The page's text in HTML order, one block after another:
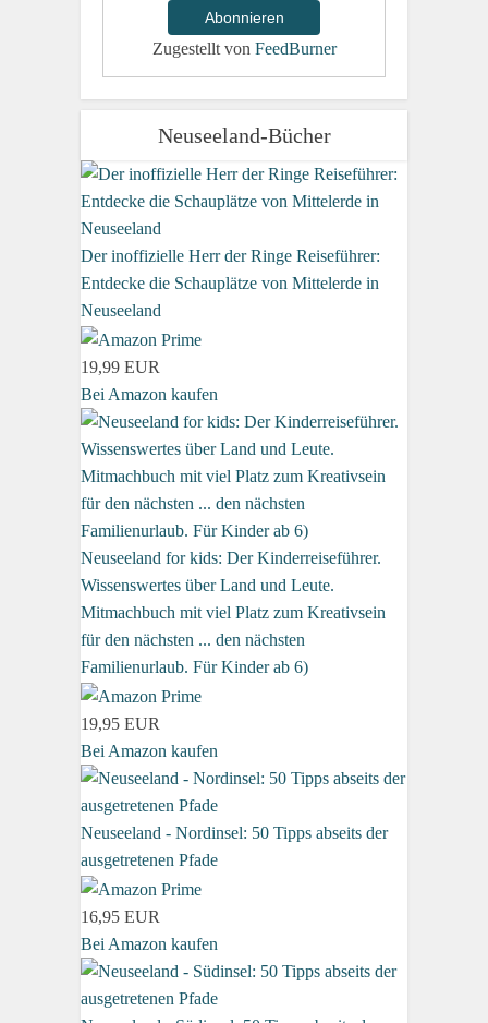
Zugestellt von FeedBurner
Neuseeland-Bücher
Der inoffizielle Herr der Ringe Reiseführer:
Entdecke die Schauplätze von Mittelerde in
Neuseeland
19,99 EUR
Bei Amazon kaufen
Neuseeland for kids: Der Kinderreiseführer.
Wissenswertes über Land und Leute.
Mitmachbuch mit viel Platz zum Kreativsein
für den nächsten ... den nächsten
Familienurlaub. Für Kinder ab 6)
19,95 EUR
Bei Amazon kaufen
Neuseeland - Nordinsel: 50 Tipps abseits der
ausgetretenen Pfade
16,95 EUR
Bei Amazon kaufen